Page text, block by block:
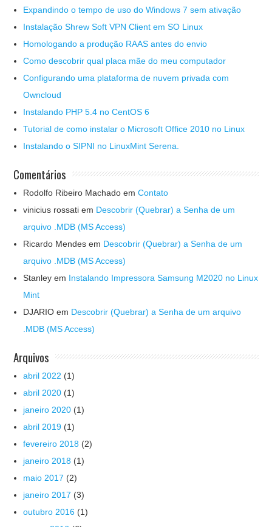
Expandindo o tempo de uso do Windows 7 sem ativação
Instalação Shrew Soft VPN Client em SO Linux
Homologando a produção RAAS antes do envio
Como descobrir qual placa mãe do meu computador
Configurando uma plataforma de nuvem privada com
Owncloud
Instalando PHP 5.4 no CentOS 6
Tutorial de como instalar o Microsoft Office 2010 no Linux
Instalando o SIPNI no LinuxMint Serena.
Comentários
Rodolfo Ribeiro Machado emContato
vinicius rossati em Descobrir (Quebrar) a Senha de um
arquivo .MDB (MS Access)
Ricardo Mendes em Descobrir (Quebrar) a Senha de um
arquivo .MDB (MS Access)
Stanley em Instalando Impressora Samsung M2020 no Linux
Mint
DJARIO em Descobrir (Quebrar) a Senha de um arquivo
.MDB (MS Access)
Arquivos
abril 2022 (1)
abril 2020 (1)
janeiro 2020 (1)
abril 2019 (1)
fevereiro 2018 (2)
janeiro 2018 (1)
maio 2017 (2)
janeiro 2017 (3)
outubro 2016 (1)